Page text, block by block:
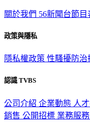
關於我們 56新聞台節目
政策與隱私
隱私權政策 性騷擾防治
認識 TVBS
公司介紹 企業動態 人
銷售 公開招標 業務服務